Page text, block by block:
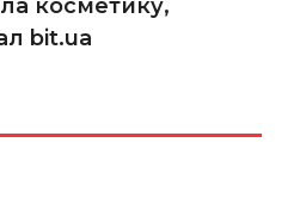
косметику,
bit.ua